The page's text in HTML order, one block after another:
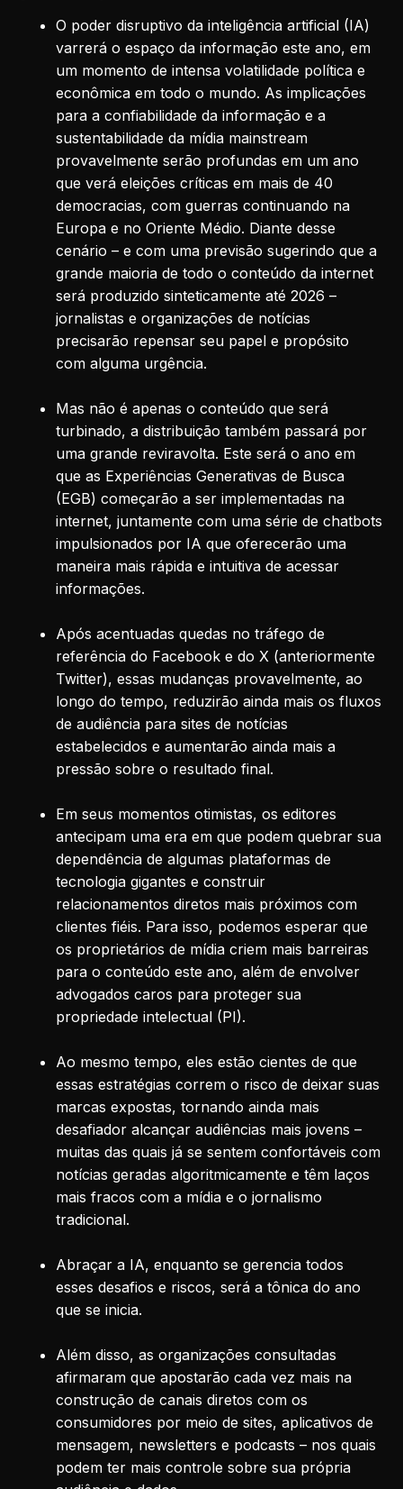
O poder disruptivo da inteligência artificial (IA)
varrerá o espaço da informação este ano, em
um momento de intensa volatilidade política e
econômica em todo o mundo. As implicações
para a confiabilidade da informação e a
sustentabilidade da mídia mainstream
provavelmente serão profundas em um ano
que verá eleições críticas em mais de 40
democracias, com guerras continuando na
Europa e no Oriente Médio. Diante desse
cenário – e com uma previsão sugerindo que a
grande maioria de todo o conteúdo da internet
será produzido sinteticamente até 2026 –
jornalistas e organizações de notícias
precisarão repensar seu papel e propósito
com alguma urgência.
Mas não é apenas o conteúdo que será
turbinado, a distribuição também passará por
uma grande reviravolta. Este será o ano em
que as Experiências Generativas de Busca
(EGB) começarão a ser implementadas na
internet, juntamente com uma série de chatbots
impulsionados por IA que oferecerão uma
maneira mais rápida e intuitiva de acessar
informações.
Após acentuadas quedas no tráfego de
referência do Facebook e do X (anteriormente
Twitter), essas mudanças provavelmente, ao
longo do tempo, reduzirão ainda mais os fluxos
de audiência para sites de notícias
estabelecidos e aumentarão ainda mais a
pressão sobre o resultado final.
Em seus momentos otimistas, os editores
antecipam uma era em que podem quebrar sua
dependência de algumas plataformas de
tecnologia gigantes e construir
relacionamentos diretos mais próximos com
clientes fiéis. Para isso, podemos esperar que
os proprietários de mídia criem mais barreiras
para o conteúdo este ano, além de envolver
advogados caros para proteger sua
propriedade intelectual (PI).
Ao mesmo tempo, eles estão cientes de que
essas estratégias correm o risco de deixar suas
marcas expostas, tornando ainda mais
desafiador alcançar audiências mais jovens –
muitas das quais já se sentem confortáveis com
notícias geradas algoritmicamente e têm laços
mais fracos com a mídia e o jornalismo
tradicional.
Abraçar a IA, enquanto se gerencia todos
esses desafios e riscos, será a tônica do ano
que se inicia.
Além disso, as organizações consultadas
afirmaram que apostarão cada vez mais na
construção de canais diretos com os
consumidores por meio de sites, aplicativos de
mensagem, newsletters e podcasts – nos quais
podem ter mais controle sobre sua própria